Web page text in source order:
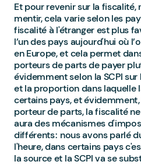
Et pour revenir sur la fiscalité,
mentir, cela varie selon les
fiscalité à l'étranger est plus
l’un des pays aujourd'hui où
en Europe, et cela permet
porteurs de parts de payer
évidemment selon la SCPI
et la proportion dans laquelle
certains pays, et
porteur de parts, la fiscalité
aura des mécanismes
différents : nous avons parlé
l'heure, dans certains pays
la source et la SCPI va se